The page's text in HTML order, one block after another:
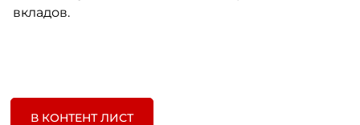
вкладов.
В КОНТЕНТ ЛИСТ